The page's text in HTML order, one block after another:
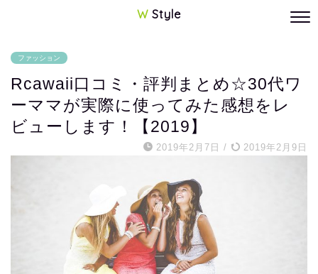
W Style
ファッション
Rcawaii口コミ・評判まとめ☆30代ワ
ーママが実際に使ってみた感想をレ
ビューします！【2019】
2019年2月7日 / 2019年2月9日